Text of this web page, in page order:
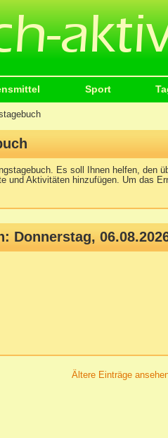
Sport
Es soll Ihnen helfen, den
und Aktivitäten hinzufügen. Um das
Donnerstag,
Ältere Einträge